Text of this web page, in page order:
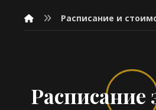
Расписание и
Расписание